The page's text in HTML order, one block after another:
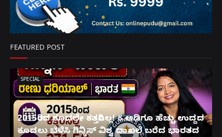
FEATURED POST
SPECIAL
2015ರಿಂದ ಕೂದಲೇ ಕತ್ತರಿಸಿಲ್ಲ! 8 ಅಡಿಗೂ ಹೆಚ್ಚು ಉದ್ದದ
ಕೂದಲು ಬೆಳೆಸಿ ಗಿನ್ನಿಸ್ ವಿಶ್ವ ದಾಖಲೆ ಬರೆದ ಭಾರತದ